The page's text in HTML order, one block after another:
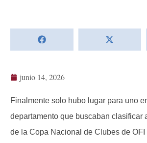
junio 14, 2026
Finalmente solo hubo lugar para uno
departamento que buscaban clasificar
de la Copa Nacional de Clubes de OFI